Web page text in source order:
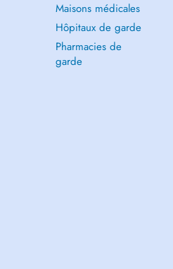
Maisons médicales
Hôpitaux de garde
Pharmacies de
garde